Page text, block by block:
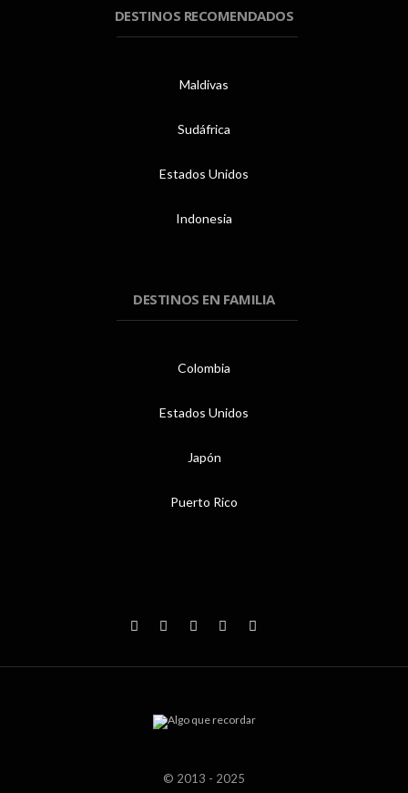
DESTINOS RECOMENDADOS
Maldivas
Sudáfrica
Estados Unidos
Indonesia
DESTINOS EN FAMILIA
Colombia
Estados Unidos
Japón
Puerto Rico
© 2013 - 2025